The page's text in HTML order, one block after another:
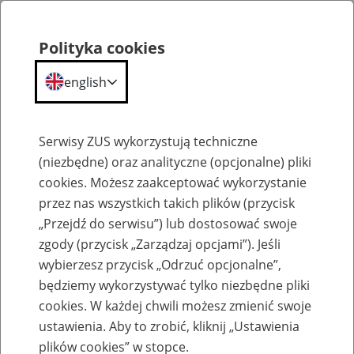
Komunikaty
Polityka cookies
english
Serwisy ZUS wykorzystują techniczne
(niezbędne) oraz analityczne (opcjonalne) pliki
cookies. Możesz zaakceptować wykorzystanie
przez nas wszystkich takich plików (przycisk
„Przejdź do serwisu”) lub dostosować swoje
zgody (przycisk „Zarządzaj opcjami”). Jeśli
wybierzesz przycisk „Odrzuć opcjonalne”,
będziemy wykorzystywać tylko niezbędne pliki
cookies. W każdej chwili możesz zmienić swoje
ustawienia. Aby to zrobić, kliknij „Ustawienia
plików cookies” w stopce.